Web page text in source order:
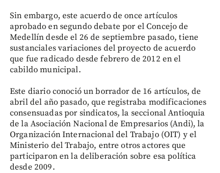
Sin embargo, este acuerdo de once artículos
aprobado en segundo debate por el Concejo de
Medellín desde el 26 de septiembre pasado, tiene
sustanciales variaciones del proyecto de acuerdo
que fue radicado desde febrero de 2012 en el
cabildo municipal.
Este diario conoció un borrador de 16 artículos, de
abril del año pasado, que registraba modificaciones
consensuadas por sindicatos, la seccional Antioquia
de la Asociación Nacional de Empresarios (Andi), la
Organización Internacional del Trabajo (OIT) y el
Ministerio del Trabajo, entre otros actores que
participaron en la deliberación sobre esa política
desde 2009.